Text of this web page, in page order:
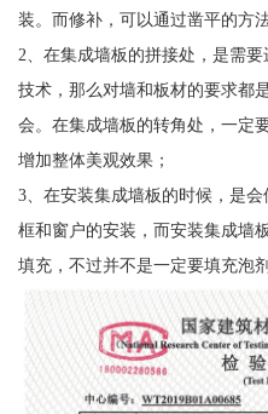
装。而修补，可以通过凿平的方
2、在集成墙板的拼接处，是需
技术，那么对墙和板材的要求都
会。在集成墙板的转角处，一定
增加整体美观效果；
3、在安装集成墙板的时候，是
框和窗户的安装，而安装集成墙
填充，不过并不是一定要填充泡